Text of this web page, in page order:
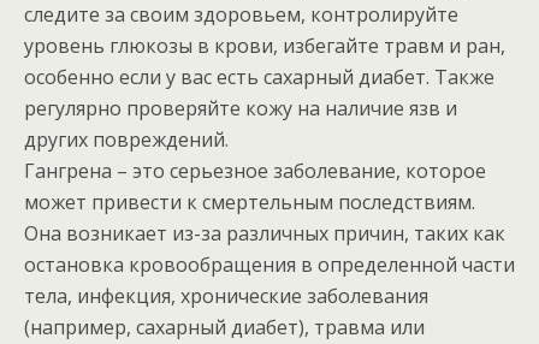
следите за своим здоровьем, контролируйте
уровень глюкозы в крови, избегайте травм и ран,
особенно если у вас есть сахарный диабет. Также
регулярно проверяйте кожу на наличие язв и
других повреждений.
Гангрена – это серьезное заболевание, которое
может привести к смертельным последствиям.
Она возникает из-за различных причин, таких как
остановка кровообращения в определенной части
тела, инфекция, хронические заболевания
(например, сахарный диабет), травма или